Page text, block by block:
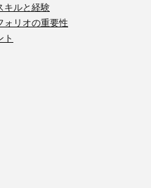
キルと経験
ォリオの重要性
ト